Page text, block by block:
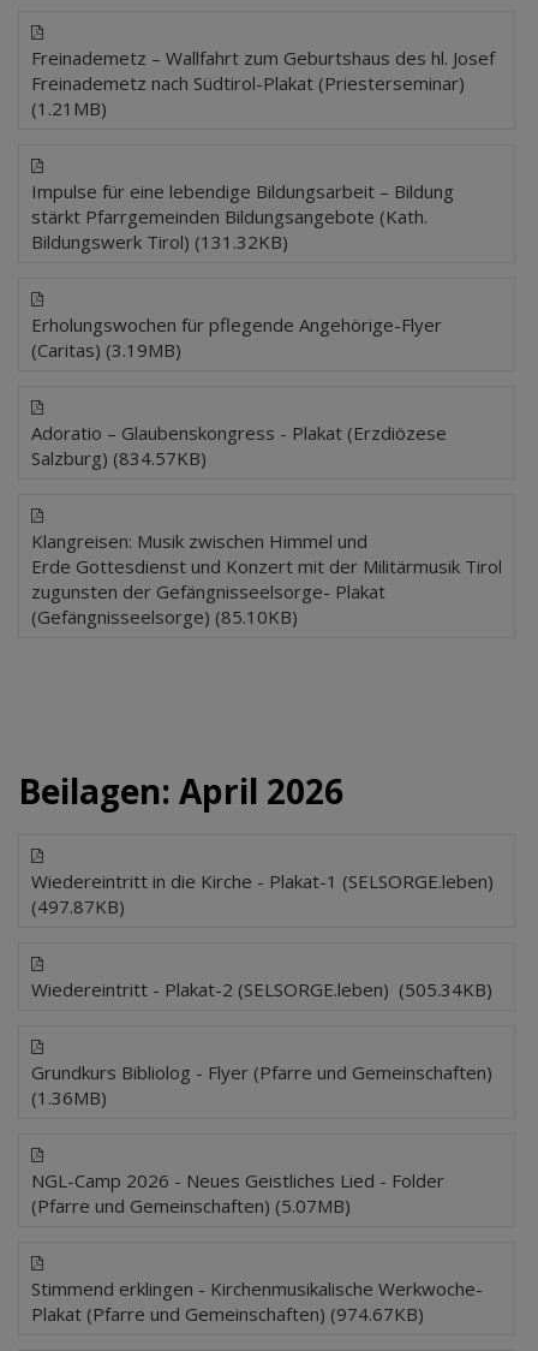
Freinademetz – Wallfahrt zum Geburtshaus des hl. Josef
Freinademetz nach Südtirol-Plakat (Priesterseminar)
(1.21MB)
Impulse für eine lebendige Bildungsarbeit – Bildung
stärkt Pfarrgemeinden Bildungsangebote (Kath.
Bildungswerk Tirol) (131.32KB)
Erholungswochen für pflegende Angehörige-Flyer
(Caritas) (3.19MB)
Adoratio – Glaubenskongress - Plakat (Erzdiözese
Salzburg) (834.57KB)
Klangreisen: Musik zwischen Himmel und
Erde Gottesdienst und Konzert mit der Militärmusik Tirol
zugunsten der Gefängnisseelsorge- Plakat
(Gefängnisseelsorge) (85.10KB)
Beilagen: April 2026
Wiedereintritt in die Kirche - Plakat-1 (SELSORGE.leben)
(497.87KB)
Wiedereintritt - Plakat-2 (SELSORGE.leben) (505.34KB)
Grundkurs Bibliolog - Flyer (Pfarre und Gemeinschaften)
(1.36MB)
NGL-Camp 2026 - Neues Geistliches Lied - Folder
(Pfarre und Gemeinschaften) (5.07MB)
Stimmend erklingen - Kirchenmusikalische Werkwoche-
Plakat (Pfarre und Gemeinschaften) (974.67KB)